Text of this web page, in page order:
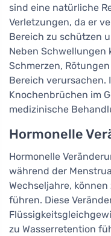
sind eine natürliche
Verletzungen, da er
Bereich zu schützen
Neben Schwellungen
Schmerzen,
Bereich verursachen.
Knochenbrüchen im
medizinische
Hormonelle
Hormonelle
während der
Wechseljahre,
führen. Diese
zu Wasserretention